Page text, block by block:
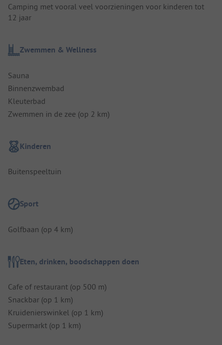
Camping met vooral veel voorzieningen voor kinderen tot
12 jaar
Zwemmen & Wellness
Sauna
Binnenzwembad
Kleuterbad
Zwemmen in de zee (op 2 km)
Kinderen
Buitenspeeltuin
Sport
Golfbaan (op 4 km)
Eten, drinken, boodschappen doen
Cafe of restaurant (op 500 m)
Snackbar (op 1 km)
Kruidenierswinkel (op 1 km)
Supermarkt (op 1 km)